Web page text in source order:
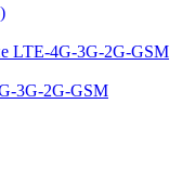
LTE-4G-3G-2G-GSM
3G-2G-GSM